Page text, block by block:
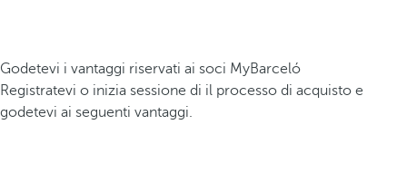
Godetevi i vantaggi riservati ai soci MyBarceló
Registratevi o inizia sessione di il processo di acquisto e
godetevi ai seguenti vantaggi.